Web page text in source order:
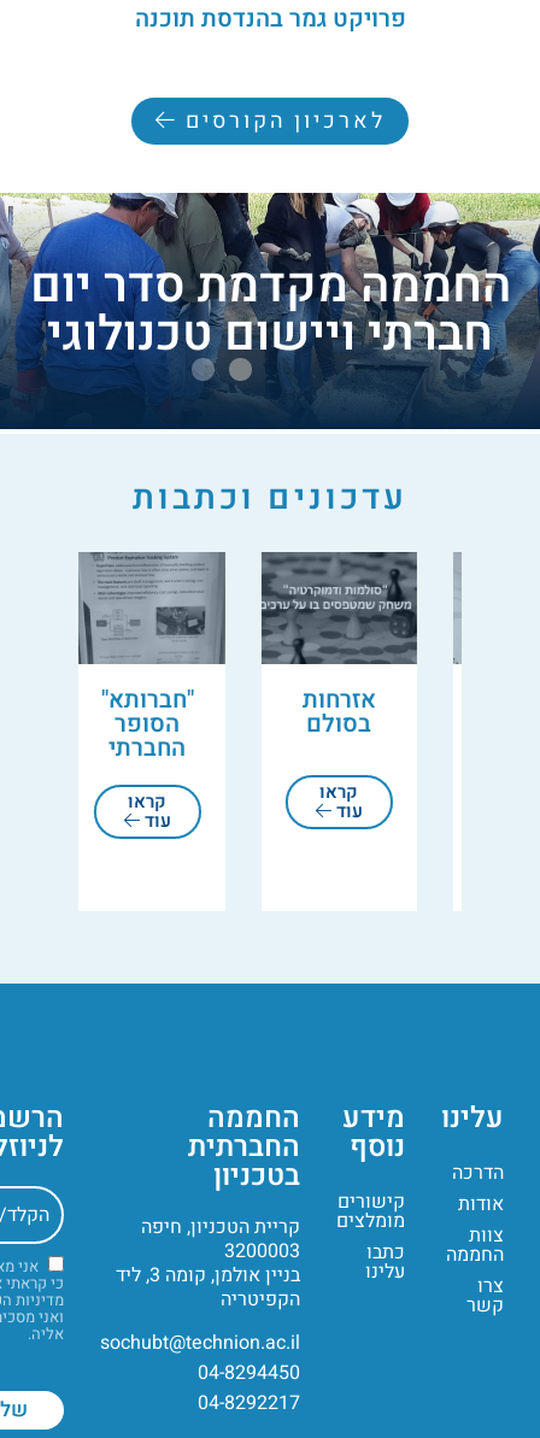
פרויקט גמר בהנדסת תוכנה
לארכיון הקורסים
החממה מקדמת סדר יום
חברתי ויישום טכנולוגי
עדכונים וכתבות
אזרחות
בסולם
קראו
עוד
"חברותא"
הסופר
החברתי
קראו
עוד
עלינו
הדרכה
אודות
צוות
החממה
צרו
קשר
מידע
נוסף
קישורים
מומלצים
כתבו
עלינו
החממה
החברתית
בטכניון
קריית הטכניון, חיפה
3200003
בניין אולמן, קומה 3, ליד
הקפיטריה
sochubt@technion.ac.il
04-8294450
04-8292217
אני
כי
מדיניות
ואני
אליה.